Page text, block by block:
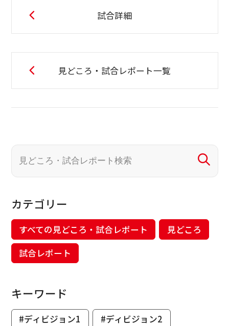
試合詳細
見どころ・試合レポート一覧
カテゴリー
すべての見どころ・試合レポート
見どころ
試合レポート
キーワード
#ディビジョン1
#ディビジョン2